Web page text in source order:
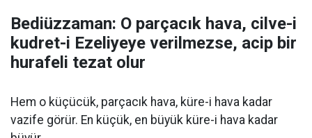
Bediüzzaman: O parçacık hava, cilve-i
kudret-i Ezeliyeye verilmezse, acip bir
hurafeli tezat olur
Hem o küçücük, parçacık hava, küre-i hava kadar
vazife görür. En küçük, en büyük küre-i hava kadar